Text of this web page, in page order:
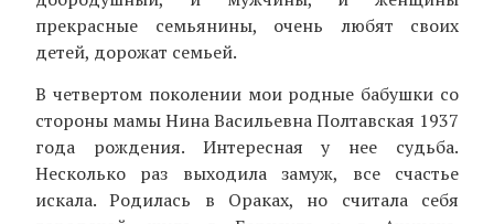
прекрасные семьянины, очень любят своих
детей, дорожат семьей.
В четвертом поколении мои родные бабушки со
стороны мамы Нина Васильевна Полтавская 1937
года рождения. Интересная у нее судьба.
Несколько раз выходила замуж, все счастье
искала. Родилась в Ораках, но считала себя